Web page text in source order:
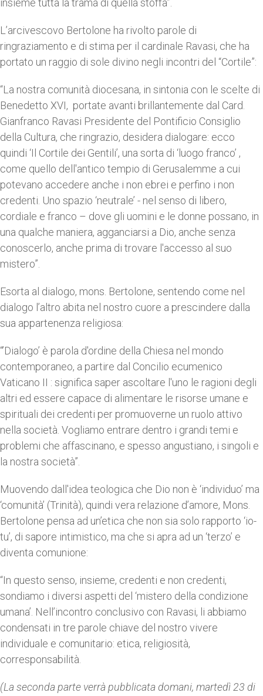
insieme tutta la trama di quella stoffa”.
L’arcivescovo Bertolone ha rivolto parole di
ringraziamento e di stima per il cardinale Ravasi, che ha
portato un raggio di sole divino negli incontri del “Cortile”:
“La nostra comunità diocesana, in sintonia con le scelte di
Benedetto XVI, portate avanti brillantemente dal Card.
Gianfranco Ravasi Presidente del Pontificio Consiglio
della Cultura, che ringrazio, desidera dialogare: ecco
quindi ‘Il Cortile dei Gentili’, una sorta di ‘luogo franco’ ,
come quello dell'antico tempio di Gerusalemme a cui
potevano accedere anche i non ebrei e perfino i non
credenti. Uno spazio ‘neutrale’ - nel senso di libero,
cordiale e franco – dove gli uomini e le donne possano, in
una qualche maniera, agganciarsi a Dio, anche senza
conoscerlo, anche prima di trovare l'accesso al suo
mistero”.
Esorta al dialogo, mons. Bertolone, sentendo come nel
dialogo l’altro abita nel nostro cuore a prescindere dalla
sua appartenenza religiosa:
“’Dialogo’ è parola d'ordine della Chiesa nel mondo
contemporaneo, a partire dal Concilio ecumenico
Vaticano II : significa saper ascoltare l'uno le ragioni degli
altri ed essere capace di alimentare le risorse umane e
spirituali dei credenti per promuoverne un ruolo attivo
nella società. Vogliamo entrare dentro i grandi temi e
problemi che affascinano, e spesso angustiano, i singoli e
la nostra società”.
Muovendo dall'idea teologica che Dio non è ‘individuo’ ma
‘comunità’ (Trinità), quindi vera relazione d’amore, Mons.
Bertolone pensa ad un’etica che non sia solo rapporto ‘io-
tu’, di sapore intimistico, ma che si apra ad un ‘terzo’ e
diventa comunione:
“In questo senso, insieme, credenti e non credenti,
sondiamo i diversi aspetti del ‘mistero della condizione
umana’. Nell’incontro conclusivo con Ravasi, li abbiamo
condensati in tre parole chiave del nostro vivere
individuale e comunitario: etica, religiosità,
corresponsabilità.
(La seconda parte verrà pubblicata domani, martedì 23 di